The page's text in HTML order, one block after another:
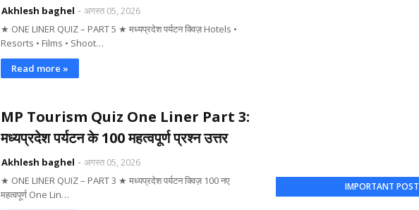
Akhlesh baghel
अगस्त 05, 2026
★ ONE LINER QUIZ – PART 5 ★ मध्यप्रदेश पर्यटन क्विज़ Hotels •
Resorts • Films • Shoot…
Read more »
MP Tourism Quiz One Liner Part 3:
मध्यप्रदेश पर्यटन के 100 महत्वपूर्ण प्रश्न उत्तर
Akhlesh baghel
अगस्त 05, 2026
★ ONE LINER QUIZ – PART 3 ★ मध्यप्रदेश पर्यटन क्विज़ 100 नए
महत्वपूर्ण One Lin…
IMPORTANT POST